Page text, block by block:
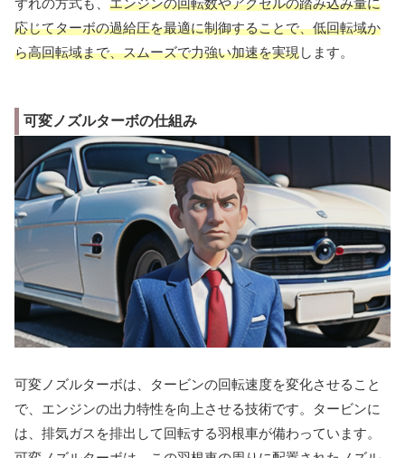
応じてターボの過給圧を最適に制御することで、低回転域か
ら高回転域まで、スムーズで力強い加速を実現します。
可変ノズルターボの仕組み
可変ノズルターボは、タービンの回転速度を変化させること
で、エンジンの出力特性を向上させる技術です。タービンに
は、排気ガスを排出して回転する羽根車が備わっています。